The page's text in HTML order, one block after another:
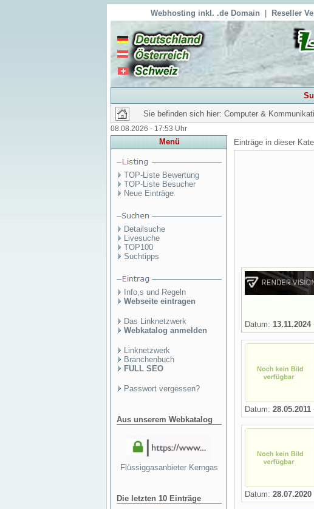
Webhosting inkl. .de Domain Reseller
Sie befinden sich hier: Computer &
08.08.2026 - 17:53 Uhr
Menü
TOP-Liste Bewertung
TOP-Liste Besucher
Neue Einträge
Detailsuche
Livesuche
TOP100
Suchtipps
Info,s und Regeln
Webseite eintragen
Das Linknetzwerk
Webkatalog anmelden
Linknetzwerk
Branchenbuch
FULL SEO
Passwort vergessen?
Aus unserem Webkatalog
Flüssiggasanbieter Kerngas
Die letzten 10 Einträge
Einträge in dieser
Datum: 13.11.2024
Datum: 28.05.2011
Datum: 28.07.2020